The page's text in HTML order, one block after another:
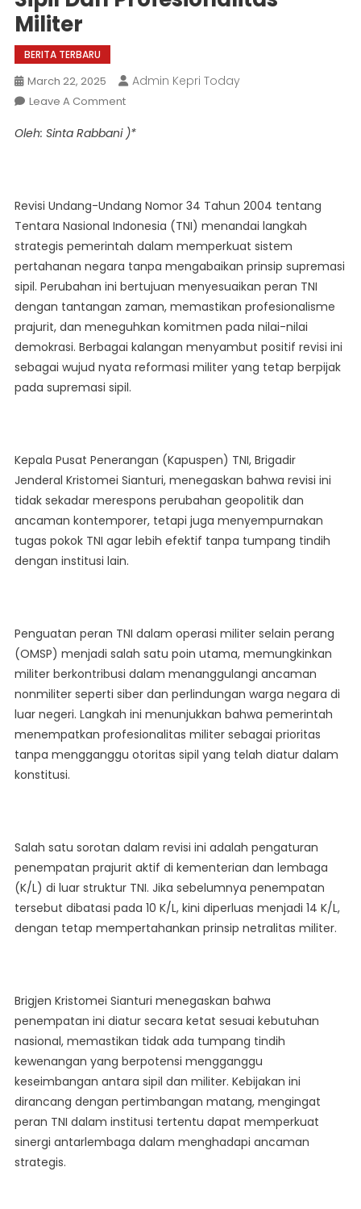
Militer
BERITA TERBARU
March 22, 2025 Admin Kepri Today
Leave A CommentOn
TNI
Dan
Profesionalitas
Militer
Oleh: Sinta Rabbani )*
Revisi Undang-Undang Nomor 34 Tahun 2004 tentang
Tentara Nasional Indonesia (TNI) menandai langkah
strategis pemerintah dalam memperkuat sistem
pertahanan negara tanpa mengabaikan prinsip supremasi
sipil. Perubahan ini bertujuan menyesuaikan peran TNI
dengan tantangan zaman, memastikan profesionalisme
prajurit, dan meneguhkan komitmen pada nilai-nilai
demokrasi. Berbagai kalangan menyambut positif revisi ini
sebagai wujud nyata reformasi militer yang tetap berpijak
pada supremasi sipil.
Kepala Pusat Penerangan (Kapuspen) TNI, Brigadir
Jenderal Kristomei Sianturi, menegaskan bahwa revisi ini
tidak sekadar merespons perubahan geopolitik dan
ancaman kontemporer, tetapi juga menyempurnakan
tugas pokok TNI agar lebih efektif tanpa tumpang tindih
dengan institusi lain.
Penguatan peran TNI dalam operasi militer selain perang
(OMSP) menjadi salah satu poin utama, memungkinkan
militer berkontribusi dalam menanggulangi ancaman
nonmiliter seperti siber dan perlindungan warga negara di
luar negeri. Langkah ini menunjukkan bahwa pemerintah
menempatkan profesionalitas militer sebagai prioritas
tanpa mengganggu otoritas sipil yang telah diatur dalam
konstitusi.
Salah satu sorotan dalam revisi ini adalah pengaturan
penempatan prajurit aktif di kementerian dan lembaga
(K/L) di luar struktur TNI. Jika sebelumnya penempatan
tersebut dibatasi pada 10 K/L, kini diperluas menjadi 14 K/L,
dengan tetap mempertahankan prinsip netralitas militer.
Brigjen Kristomei Sianturi menegaskan bahwa
penempatan ini diatur secara ketat sesuai kebutuhan
nasional, memastikan tidak ada tumpang tindih
kewenangan yang berpotensi mengganggu
keseimbangan antara sipil dan militer. Kebijakan ini
dirancang dengan pertimbangan matang, mengingat
peran TNI dalam institusi tertentu dapat memperkuat
sinergi antarlembaga dalam menghadapi ancaman
strategis.